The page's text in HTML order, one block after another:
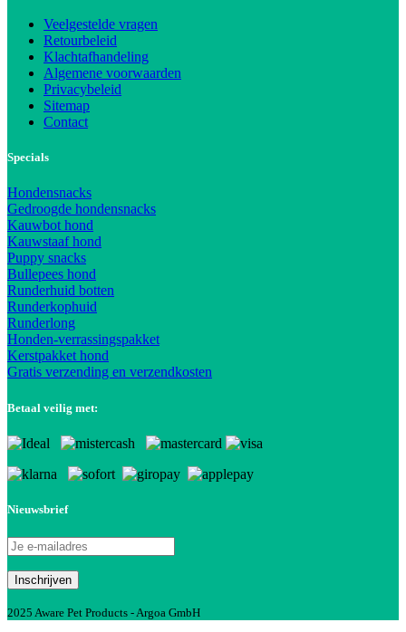
Veelgestelde vragen
Retourbeleid
Klachtafhandeling
Algemene voorwaarden
Privacybeleid
Sitemap
Contact
Specials
Hondensnacks
Gedroogde hondensnacks
Kauwbot hond
Kauwstaaf hond
Puppy snacks
Bullepees hond
Runderhuid botten
Runderkophuid
Runderlong
Honden-verrassingspakket
Kerstpakket hond
Gratis verzending en verzendkosten
Betaal veilig met:
Nieuwsbrief
2025 Aware Pet Products - Argoa GmbH